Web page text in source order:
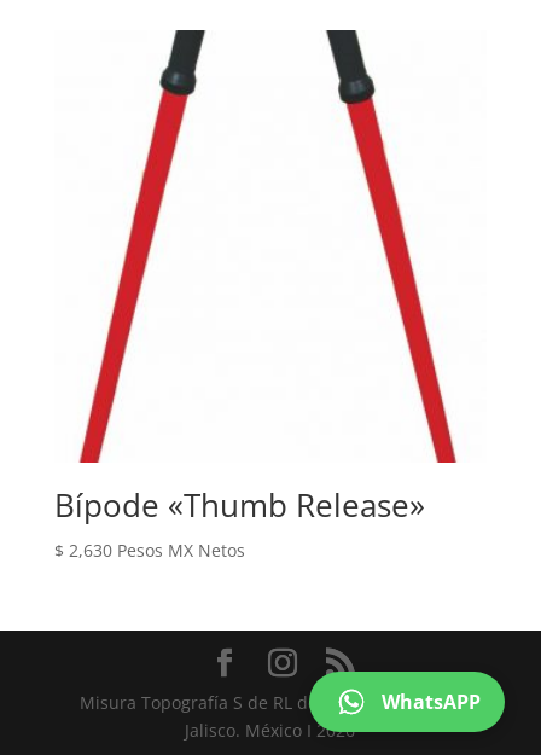
Bípode «Thumb Release»
$ 2,630 Pesos MX Netos
Misura Topografía S de RL de CV I Guadalajara,
Jalisco. México I 2026
WhatsAPP